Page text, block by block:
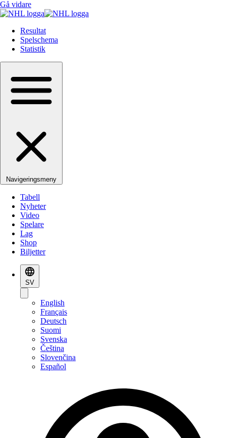
Gå vidare
Resultat
Spelschema
Statistik
Navigeringsmeny
Tabell
Nyheter
Video
Spelare
Lag
Shop
Biljetter
SV
English
Français
Deutsch
Suomi
Svenska
Čeština
Slovenčina
Español